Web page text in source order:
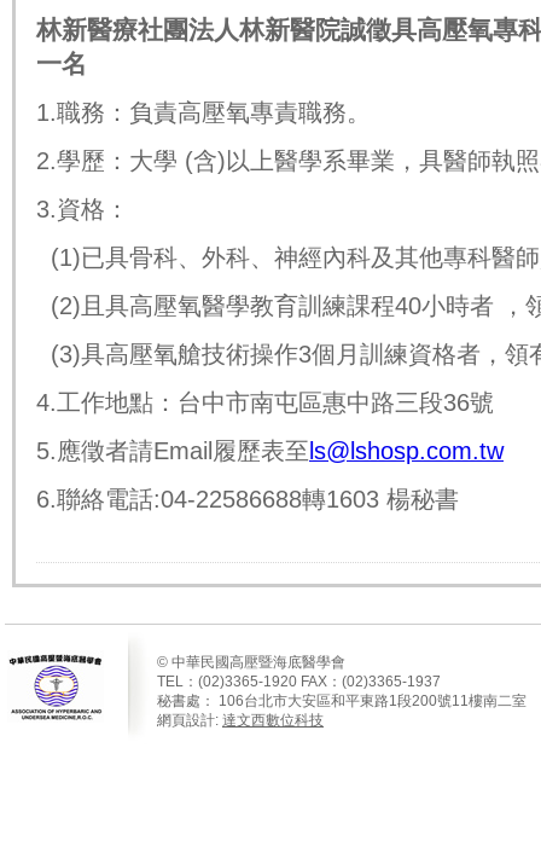
林新醫療社團法人林新醫院誠徵具高壓氧專
一名
1.職務：負責高壓氧專責職務。
2.學歷：大學 (含)以上醫學系畢業，具醫師執
3.資格：
(1)已具骨科、外科、神經內科及其他專科醫
(2) 且具高壓氧醫學教育訓練課程40小時者
，
(3)具高壓氧艙技術操作3個月訓練資格者，領
4.工作地點：台中市南屯區惠中路三段36號
5.應徵者請Email 履歷表至 ls@lshosp.com.tw
6.聯絡電話:04-22586688轉1603 楊秘書
© 中華民國高壓暨海底醫學會
TEL：(02)3365-1920 FAX：(02)3365-1937
秘書處：
106台北市大安區和平東路1段200號11樓南二室
網頁設計: 達文西數位科技